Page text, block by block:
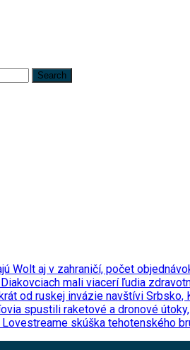
Wolt aj v zahraničí, počet
mali viacerí ľudia
od ruskej invázie navštívi
spustili raketové a dronové
Lovestreame skúška tehotenského